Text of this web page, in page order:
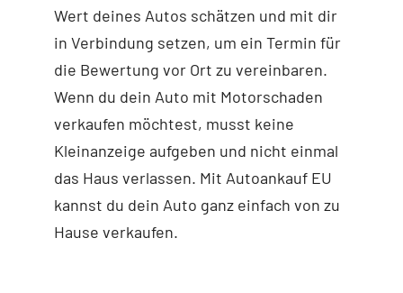
Wert deines Autos schätzen und mit dir
in Verbindung setzen, um ein Termin für
die Bewertung vor Ort zu vereinbaren.
Wenn du dein Auto mit Motorschaden
verkaufen möchtest, musst keine
Kleinanzeige aufgeben und nicht einmal
das Haus verlassen. Mit Autoankauf EU
kannst du dein Auto ganz einfach von zu
Hause verkaufen.